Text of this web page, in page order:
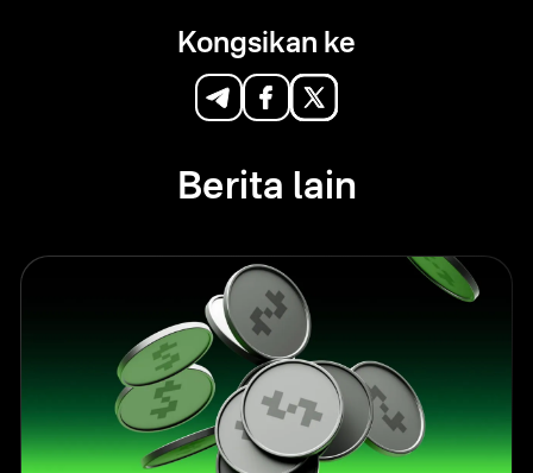
Kongsikan ke
Berita lain